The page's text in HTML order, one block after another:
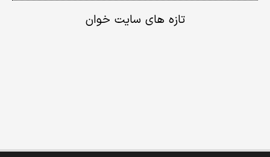
تازه های سایت خوان